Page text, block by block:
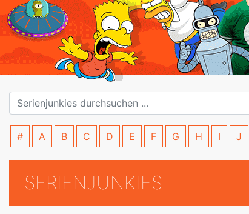
# A B C D E F G H I J
SERIENJUNKIES